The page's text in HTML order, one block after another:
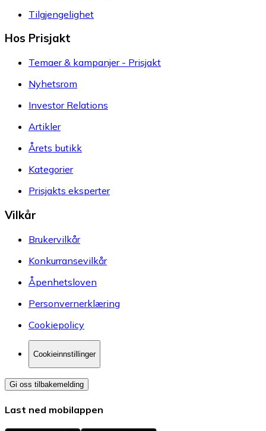
Tilgjengelighet
Hos Prisjakt
Temaer & kampanjer - Prisjakt
Nyhetsrom
Investor Relations
Artikler
Årets butikk
Kategorier
Prisjakts eksperter
Vilkår
Brukervilkår
Konkurransevilkår
Åpenhetsloven
Personvernerklæring
Cookiepolicy
Cookieinnstillinger
Gi oss tilbakemelding
Last ned mobilappen